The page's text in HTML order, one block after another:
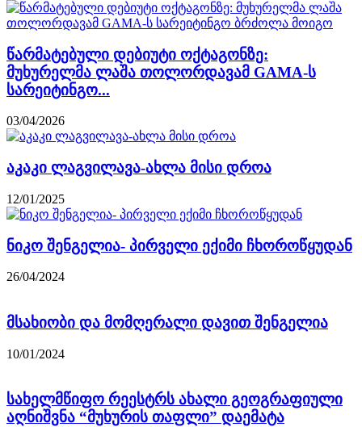
წარმატებული დებიუტი ოქტაგონზე:
მუხურელმა ლაშა თოლორდავამ GAMA-ს
სარეიტინგო...
03/04/2026
აკაკი ლაგვილავა-ახლა მისი დროა
12/01/2025
ნიკო შენგელია- პირველი ექიმი ჩხოროწყუდან
26/04/2024
მსახიობი და მომღერალი დავით შენგელია
10/01/2024
სახელმწიფო რეესტრს ახალი გეოგრაფიული
აღნიშვნა “მუხურის თაფლი” დაემატა